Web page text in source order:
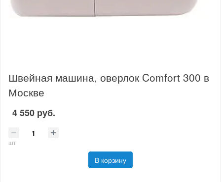
Швейная машина, оверлок Comfort 300 в
Москве
4 550 руб.
шт
В корзину